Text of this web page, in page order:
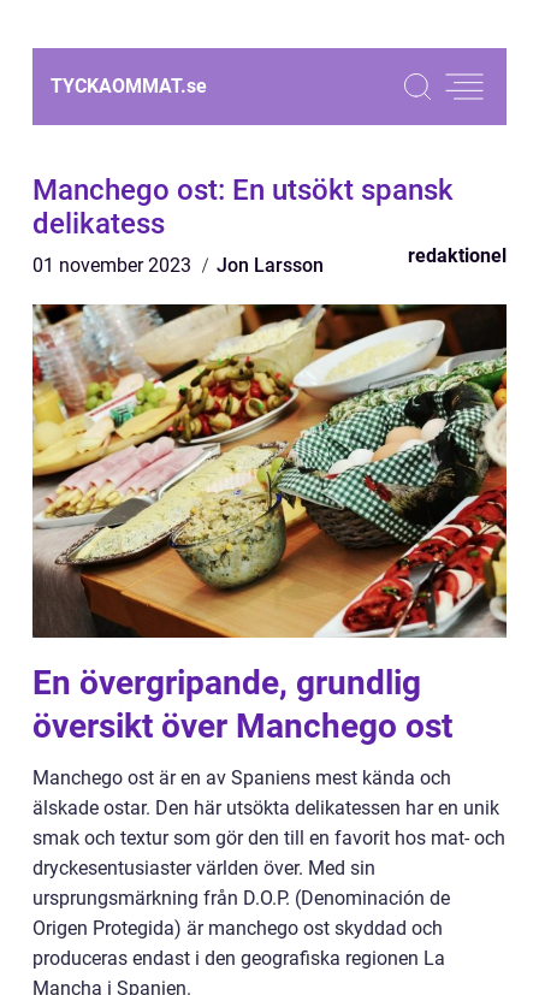
TYCKAOMMAT.se
Manchego ost: En utsökt spansk
delikatess
01 november 2023 Jon Larsson redaktionel
En övergripande, grundlig
översikt över Manchego ost
Manchego ost är en av Spaniens mest kända och
älskade ostar. Den här utsökta delikatessen har en unik
smak och textur som gör den till en favorit hos mat- och
dryckesentusiaster världen över. Med sin
ursprungsmärkning från D.O.P. (Denominación de
Origen Protegida) är manchego ost skyddad och
produceras endast i den geografiska regionen La
Mancha i Spanien.